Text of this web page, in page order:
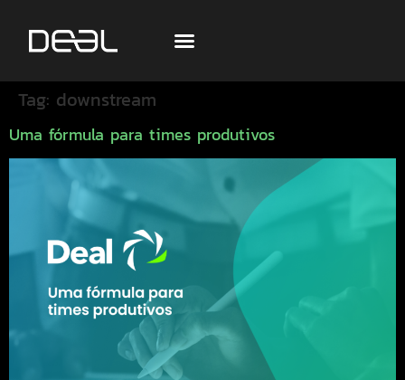
Tag: downstream
Uma fórmula para times produtivos